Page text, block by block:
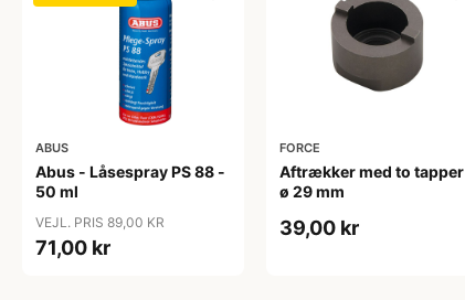
ABUS
Abus - Låsespray PS 88 -
50 ml
VEJL. PRIS 89,00 KR
71,00 kr
FORCE
Aftrækker med to tapper
ø 29 mm
39,00 kr